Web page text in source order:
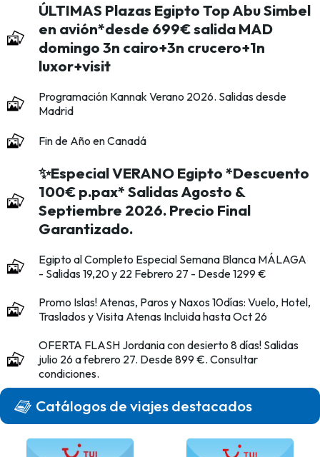
ÚLTIMAS Plazas Egipto Top Abu Simbel
en avión*desde 699€ salida MAD
domingo 3n cairo+3n crucero+1n
luxor+visit
Programación Kannak Verano 2026. Salidas desde
Madrid
Fin de Año en Canadá
✨Especial VERANO Egipto *Descuento
100€ p.pax* Salidas Agosto &
Septiembre 2026. Precio Final
Garantizado.
Egipto al Completo Especial Semana Blanca MÁLAGA
- Salidas 19,20 y 22 Febrero 27 - Desde 1299 €
Promo Islas! Atenas, Paros y Naxos 10días: Vuelo, Hotel,
Traslados y Visita Atenas Incluida hasta Oct 26
OFERTA FLASH Jordania con desierto 8 días! Salidas
julio 26 a febrero 27. Desde 899 €. Consultar
condiciones.
Catálogos de viajes destacados